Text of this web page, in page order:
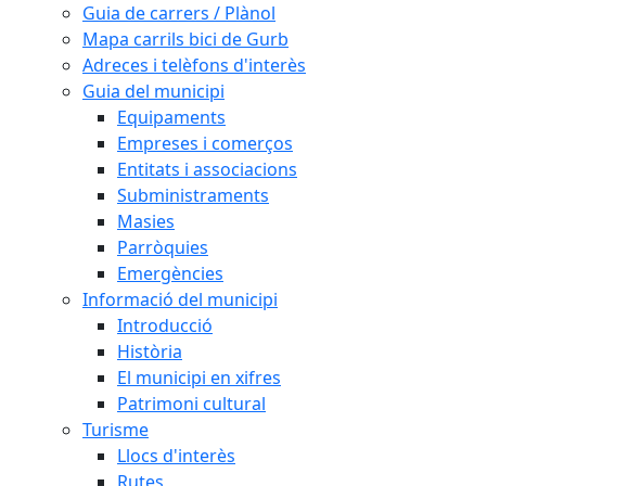
Guia de carrers / Plànol
Mapa carrils bici de Gurb
Adreces i telèfons d'interès
Guia del municipi
Equipaments
Empreses i comerços
Entitats i associacions
Subministraments
Masies
Parròquies
Emergències
Informació del municipi
Introducció
Història
El municipi en xifres
Patrimoni cultural
Turisme
Llocs d'interès